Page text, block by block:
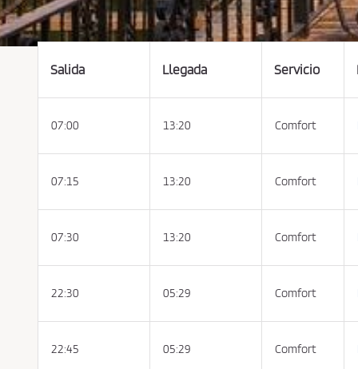
s
c
o
n
d
c
i
n
d
p
y
o
l
t
a
p
i
v
Salida Llegada Servicio
07:00 13:20 Comfort
07:15 13:20 Comfort
07:30 13:20 Comfort
22:30 05:29 Comfort
22:45 05:29 Comfort